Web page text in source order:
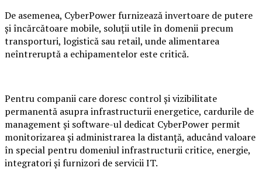
De asemenea, CyberPower furnizează invertoare de putere
și încărcătoare mobile, soluții utile în domenii precum
transporturi, logistică sau retail, unde alimentarea
neîntreruptă a echipamentelor este critică.
Pentru companii care doresc control și vizibilitate
permanentă asupra infrastructurii energetice, cardurile de
management și software-ul dedicat CyberPower permit
monitorizarea și administrarea la distanță, aducând valoare
în special pentru domeniul infrastructurii critice, energie,
integratori și furnizori de servicii IT.